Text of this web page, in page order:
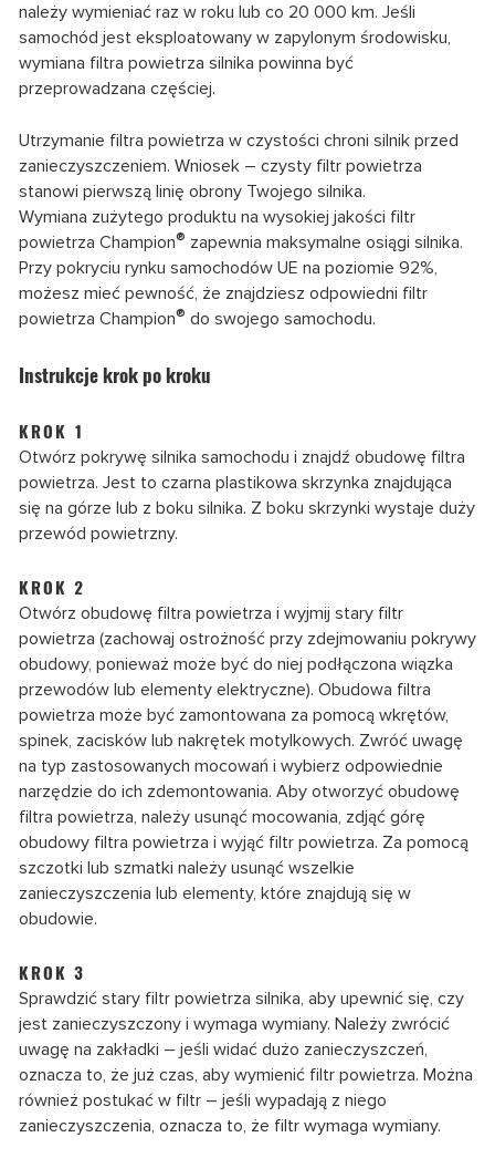
należy wymieniać raz w roku lub co 20 000 km. Jeśli
samochód jest eksploatowany w zapylonym środowisku,
wymiana filtra powietrza silnika powinna być
przeprowadzana częściej.
Utrzymanie filtra powietrza w czystości chroni silnik przed
zanieczyszczeniem. Wniosek – czysty filtr powietrza
stanowi pierwszą linię obrony Twojego silnika.
Wymiana zużytego produktu na wysokiej jakości filtr
powietrza Champion® zapewnia maksymalne osiągi silnika.
Przy pokryciu rynku samochodów UE na poziomie 92%,
możesz mieć pewność, że znajdziesz odpowiedni filtr
powietrza Champion® do swojego samochodu.
Instrukcje krok po kroku
KROK 1
Otwórz pokrywę silnika samochodu i znajdź obudowę filtra
powietrza. Jest to czarna plastikowa skrzynka znajdująca
się na górze lub z boku silnika. Z boku skrzynki wystaje duży
przewód powietrzny.
KROK 2
Otwórz obudowę filtra powietrza i wyjmij stary filtr
powietrza (zachowaj ostrożność przy zdejmowaniu pokrywy
obudowy, ponieważ może być do niej podłączona wiązka
przewodów lub elementy elektryczne). Obudowa filtra
powietrza może być zamontowana za pomocą wkrętów,
spinek, zacisków lub nakrętek motylkowych. Zwróć uwagę
na typ zastosowanych mocowań i wybierz odpowiednie
narzędzie do ich zdemontowania. Aby otworzyć obudowę
filtra powietrza, należy usunąć mocowania, zdjąć górę
obudowy filtra powietrza i wyjąć filtr powietrza. Za pomocą
szczotki lub szmatki należy usunąć wszelkie
zanieczyszczenia lub elementy, które znajdują się w
obudowie.
KROK 3
Sprawdzić stary filtr powietrza silnika, aby upewnić się, czy
jest zanieczyszczony i wymaga wymiany. Należy zwrócić
uwagę na zakładki – jeśli widać dużo zanieczyszczeń,
oznacza to, że już czas, aby wymienić filtr powietrza. Można
również postukać w filtr – jeśli wypadają z niego
zanieczyszczenia, oznacza to, że filtr wymaga wymiany.